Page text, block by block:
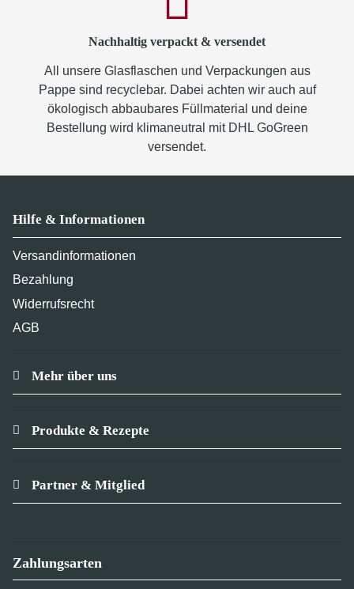
Nachhaltig verpackt & versendet
All unsere Glasflaschen und Verpackungen aus
Pappe sind recyclebar. Dabei achten wir auch auf
ökologisch abbaubares Füllmaterial und deine
Bestellung wird klimaneutral mit DHL GoGreen
versendet.
Hilfe & Informationen
Versandinformationen
Bezahlung
Widerrufsrecht
AGB
Mehr über uns
Produkte & Rezepte
Partner & Mitglied
Zahlungsarten